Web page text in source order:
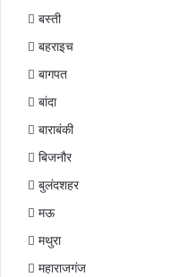
बस्ती
बहराइच
बागपत
बांदा
बाराबंकी
बिजनौर
बुलंदशहर
मऊ
मथुरा
महाराजगंज